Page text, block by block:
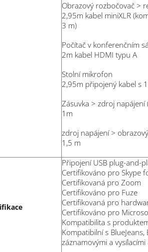
Obrazový rozbočovač >
2,95m kabel miniXLR
3 m)
Počítač v konferenčním
2m kabel HDMI typu A
Stolní mikrofon
2,95m připojený kabel s
Zásuvka > zdroj napájení
1m
zdroj napájení >
1,5 m
Připojení USB plug-and-
Certifikováno pro Skype
Certifikovaná pro Zoom
Certifikováno pro Fuze
Certifikovaná pro
Certifikováno pro
Kompatibilita s
Kompatibilní s
záznamovými a